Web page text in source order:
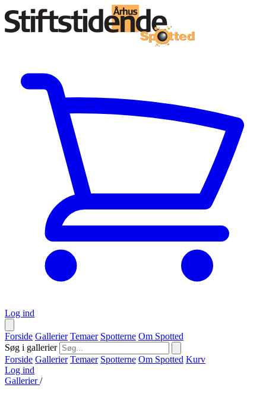
Log ind
Forside Gallerier Temaer Spotterne Om Spotted
Søg i gallerier
Forside Gallerier Temaer Spotterne Om Spotted Kurv
Log ind
Gallerier/